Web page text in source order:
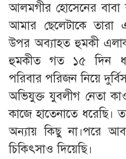
আলমগীর হোসেনের বাবা
আমার ছেলেটাকে
উপর অব্যাহত হুমকী
হুমকীত গত ১৫ দিন
পরিবার পরিজন নিয়ে
অভিযুক্ত যুবলীগ নেতা
কাজে হাতেনাতে ধরেছি।
অন্যায় কিছু না।পরে
চিকিৎসাও দিয়েছি।